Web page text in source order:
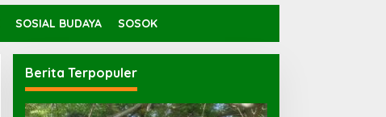
SOSIAL BUDAYA SOSOK
Berita Terpopuler